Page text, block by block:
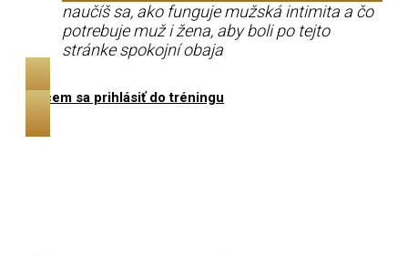
naučíš sa, ako funguje mužská intimita a čo
potrebuje muž i žena, aby boli po tejto
stránke spokojní obaja
Chcem sa prihlásiť do tréningu